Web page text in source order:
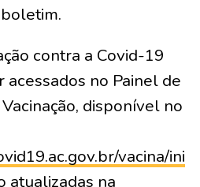
contra a Covid-19
no Painel de
disponível no
vacina/
atualizadas na